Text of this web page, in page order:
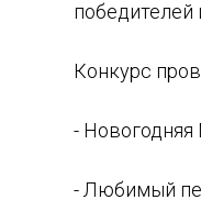
победителей
Конкурс
- Новогодняя
- Любимый